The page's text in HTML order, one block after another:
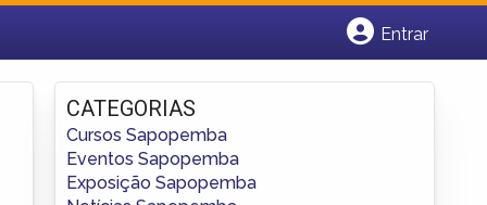
Entrar
Fazer login
Criar conta
CATEGORIAS
Cursos Sapopemba
Eventos Sapopemba
Exposição Sapopemba